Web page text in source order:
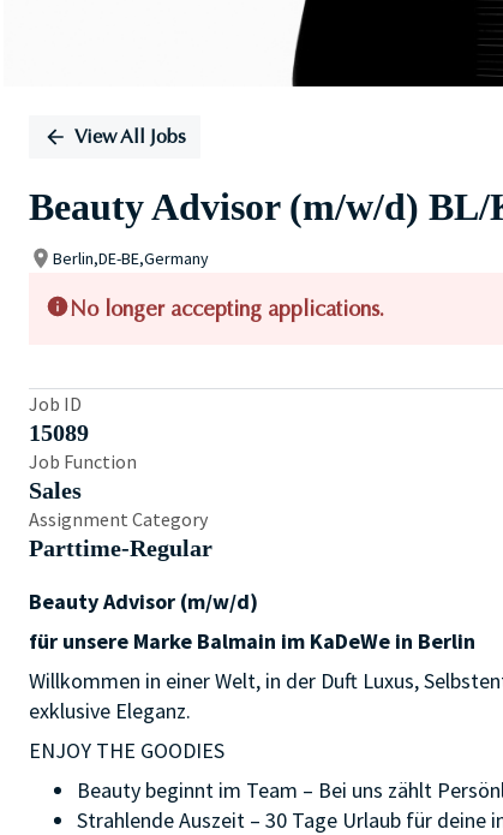
View All Jobs
Beauty Advisor (m/w/d)
Berlin,DE-BE,Germany
No longer accepting applications.
Job ID
15089
Job Function
Sales
Assignment Category
Parttime-Regular
Beauty Advisor (m/w/d)
für unsere Marke Balmain im KaDeWe in Berlin
Willkommen in einer Welt, in der Duft Luxus,
exklusive Eleganz.
ENJOY THE GOODIES
Beauty beginnt im Team – Bei uns zählt
Strahlende Auszeit – 30 Tage Urlaub für deine